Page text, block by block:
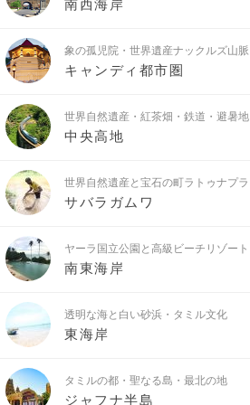
象の孤児院・世界遺産ナックルズ山脈
キャンディ都市圏
世界自然遺産・紅茶畑・鉄道・避暑地
中央高地
世界自然遺産と宝石の町ラトゥナプラ
サバラガムワ
ヤーラ国立公園と高級ビーチリゾート
南東海岸
透明な海と白い砂浜・タミル文化
東海岸
タミルの都・聖なる島・最北の地
ジャフナ半島